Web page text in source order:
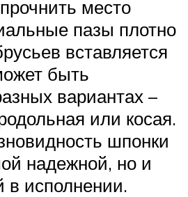
место
пазы плотно
вставляется
быть
вариантах –
или косая.
шпонки
надежной, но и
в исполнении.